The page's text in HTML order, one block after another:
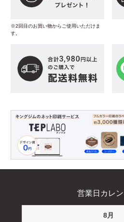
※2回目のお買い物からご使用いただけま
す。
営業日カレ
8月